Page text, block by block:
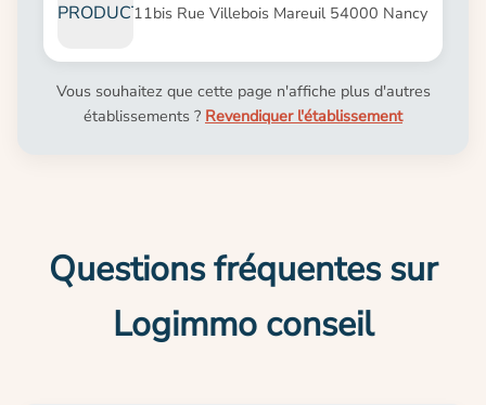
11bis Rue Villebois Mareuil 54000 Nancy
Vous souhaitez que cette page n'affiche plus d'autres
établissements ? Revendiquer l'établissement
Questions fréquentes sur
Logimmo conseil